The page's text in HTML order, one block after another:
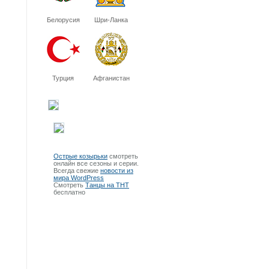
Белорусия Шри-Ланка
Турция Афганистан
Острые козырьки смотреть
онлайн все сезоны и серии.
Всегда свежие новости из
мира WordPress
Смотреть Танцы на ТНТ
бесплатно